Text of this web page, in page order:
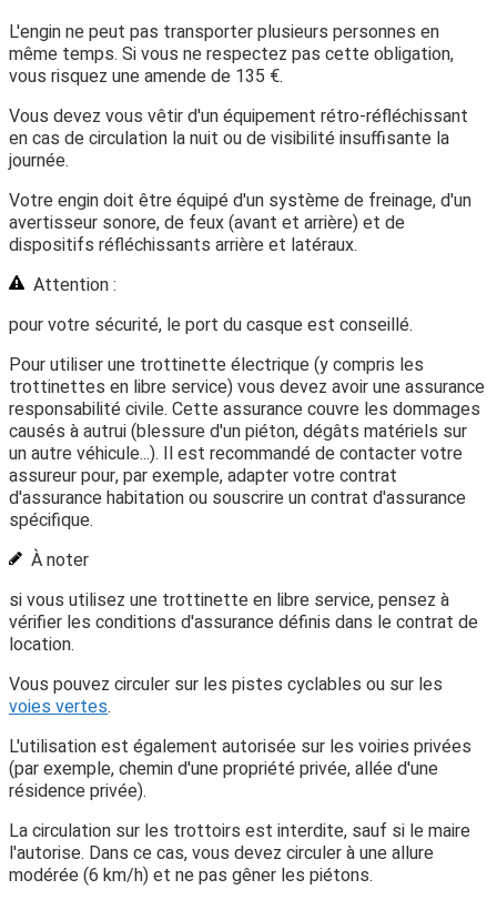
L'engin ne peut pas transporter plusieurs personnes en
même temps. Si vous ne respectez pas cette obligation,
vous risquez une amende de 135 €.
Vous devez vous vêtir d'un équipement rétro-réfléchissant
en cas de circulation la nuit ou de visibilité insuffisante la
journée.
Votre engin doit être équipé d'un système de freinage, d'un
avertisseur sonore, de feux (avant et arrière) et de
dispositifs réfléchissants arrière et latéraux.
Attention :
pour votre sécurité, le port du casque est conseillé.
Pour utiliser une trottinette électrique (y compris les
trottinettes en libre service) vous devez avoir une assurance
responsabilité civile. Cette assurance couvre les dommages
causés à autrui (blessure d'un piéton, dégâts matériels sur
un autre véhicule...). Il est recommandé de contacter votre
assureur pour, par exemple, adapter votre contrat
d'assurance habitation ou souscrire un contrat d'assurance
spécifique.
À noter
si vous utilisez une trottinette en libre service, pensez à
vérifier les conditions d'assurance définis dans le contrat de
location.
Vous pouvez circuler sur les pistes cyclables ou sur les
voies vertes.
L'utilisation est également autorisée sur les voiries privées
(par exemple, chemin d'une propriété privée, allée d'une
résidence privée).
La circulation sur les trottoirs est interdite, sauf si le maire
l'autorise. Dans ce cas, vous devez circuler à une allure
modérée (6 km/h) et ne pas gêner les piétons.